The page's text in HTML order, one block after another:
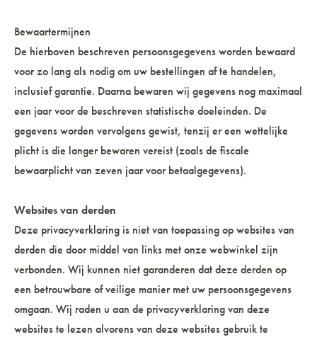
Bewaartermijnen
De hierboven beschreven persoonsgegevens worden bewaard
voor zo lang als nodig om uw bestellingen af te handelen,
inclusief garantie. Daarna bewaren wij gegevens nog maximaal
een jaar voor de beschreven statistische doeleinden. De
gegevens worden vervolgens gewist, tenzij er een wettelijke
plicht is die langer bewaren vereist (zoals de fiscale
bewaarplicht van zeven jaar voor betaalgegevens).
Websites van derden
Deze privacyverklaring is niet van toepassing op websites van
derden die door middel van links met onze webwinkel zijn
verbonden. Wij kunnen niet garanderen dat deze derden op
een betrouwbare of veilige manier met uw persoonsgegevens
omgaan. Wij raden u aan de privacyverklaring van deze
websites te lezen alvorens van deze websites gebruik te